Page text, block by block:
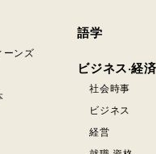
ーンズ
語学
ビジネス·経
社会時事
ビジネス
経営